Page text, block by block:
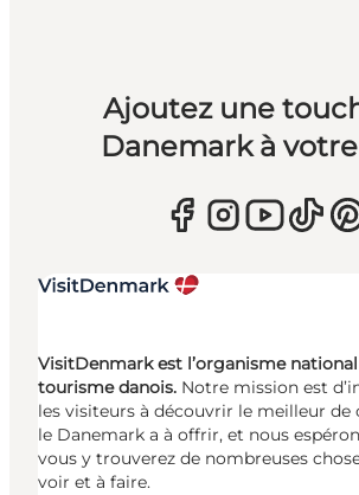
Ajoutez une
Danemark à
VisitDenmark est l’organisme
tourisme danois. Notre mission est
les visiteurs à découvrir le meilleur de
le Danemark a à offrir, et nous
vous y trouverez de nombreuses
voir et à faire.